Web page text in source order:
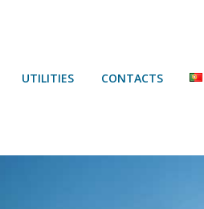
UTILITIES CONTACTS